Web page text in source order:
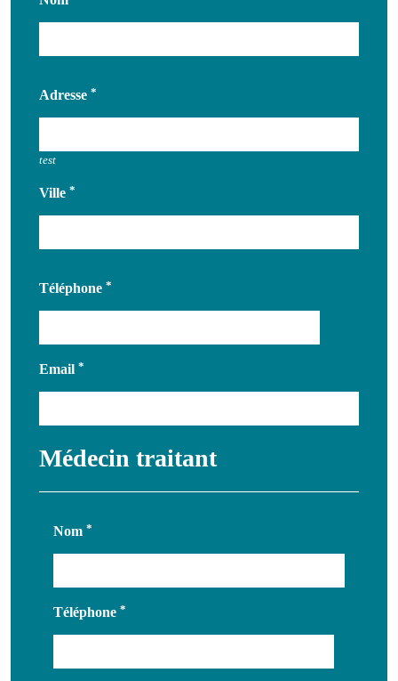
Adresse
Adresse
test
Ville
Téléphone
Email
Médecin traitant
Nom
Téléphone